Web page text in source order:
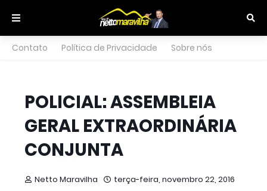
Contato Política de Privacidade Sobre nós
POLICIAL: ASSEMBLEIA
GERAL EXTRAORDINÁRIA
CONJUNTA
Netto Maravilha terça-feira, novembro 22, 2016